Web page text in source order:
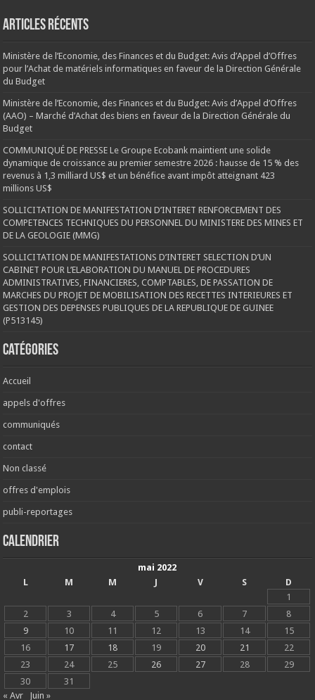
Articles récents
Ministère de l’Economie, des Finances et du Budget: Avis d’Appel d’Offres
pour l’Achat de matériels informatiques en faveur de la Direction Générale
du Budget
Ministère de l’Economie, des Finances et du Budget: Avis d’Appel d’Offres
(AAO) – Marché d’Achat des biens en faveur de la Direction Générale du
Budget
COMMUNIQUÉ DE PRESSE Le Groupe Ecobank maintient une solide
dynamique de croissance au premier semestre 2026 : hausse de 15 % des
revenus à 1,3 milliard US$ et un bénéfice avant impôt atteignant 423
millions US$
SOLLICITATION DE MANIFESTATION D’INTERET RENFORCEMENT DES
COMPETENCES TECHNIQUES DU PERSONNEL DU MINISTERE DES MINES ET
DE LA GEOLOGIE (MMG)
SOLLICITATION DE MANIFESTATIONS D’INTERET SELECTION D’UN
CABINET POUR L’ELABORATION DU MANUEL DE PROCEDURES
ADMINISTRATIVES, FINANCIERES, COMPTABLES, DE PASSATION DE
MARCHES DU PROJET DE MOBILISATION DES RECETTES INTERIEURES ET
GESTION DES DEPENSES PUBLIQUES DE LA REPUBLIQUE DE GUINEE
(P513145)
Catégories
Accueil
appels d'offres
communiqués
contact
Non classé
offres d'emplois
publi-reportages
Calendrier
mai 2022
L
M M J V S
D
1
2
3 4 5 6 7
8
9
10 11 12 13 14
15
16
17 18 19 20 21
22
23
24 25 26 27 28
29
30
31
« Avr
Juin »